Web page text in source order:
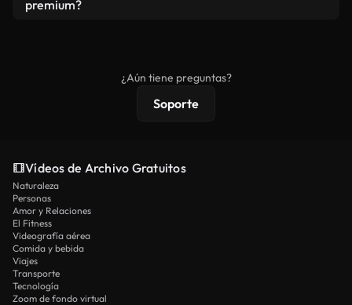
premium?
protecciones de licencia extendidas.
¿Aún tiene preguntas?
Soporte
Vídeos de Archivo Gratuitos
Naturaleza
Personas
Amor y Relaciones
El Fitness
Videografía aérea
Comida y bebida
Viajes
Transporte
Tecnología
Zoom de fondo virtual